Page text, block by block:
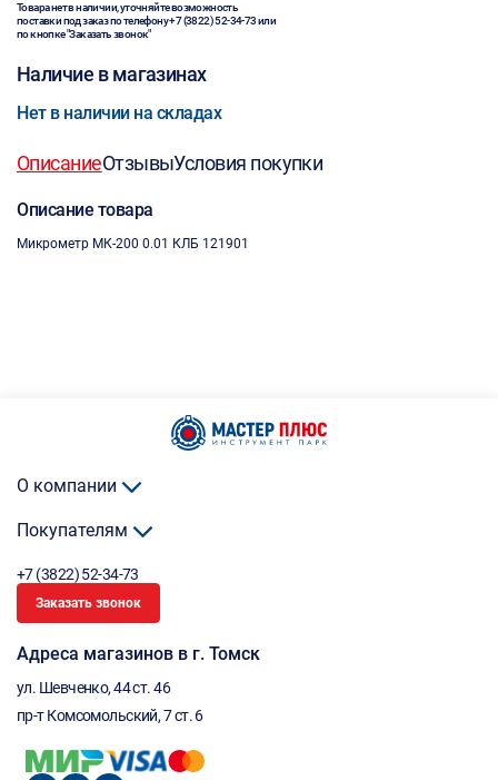
Товара нет в наличии, уточняйте возможность
поставки под заказ по телефону+7 (3822) 52-34-73или
по кнопке "Заказать звонок"
Наличие в магазинах
Нет в наличии на складах
ОписаниеОтзывыУсловия покупки
Описание товара
Микрометр МК-200 0.01 КЛБ 121901
О компании
Покупателям
+7 (3822) 52-34-73
Заказать звонок
Адреса магазинов в г. Томск
ул. Шевченко, 44 ст. 46
пр-т Комсомольский, 7 ст. 6